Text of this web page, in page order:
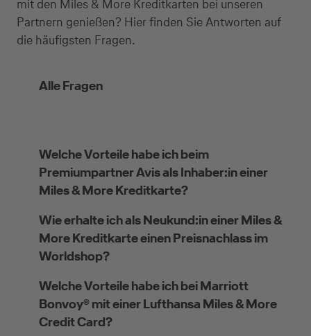
mit den Miles & More Kreditkarten bei unseren
Partnern genießen? Hier finden Sie Antworten auf
die häufigsten Fragen.
Alle Fragen
Welche Vorteile habe ich beim
Premiumpartner Avis als Inhaber:in einer
Miles & More Kreditkarte?
Wie erhalte ich als Neukund:in einer Miles &
More Kreditkarte einen Preisnachlass im
Worldshop?
Welche Vorteile habe ich bei Marriott
Bonvoy® mit einer Lufthansa Miles & More
Credit Card?